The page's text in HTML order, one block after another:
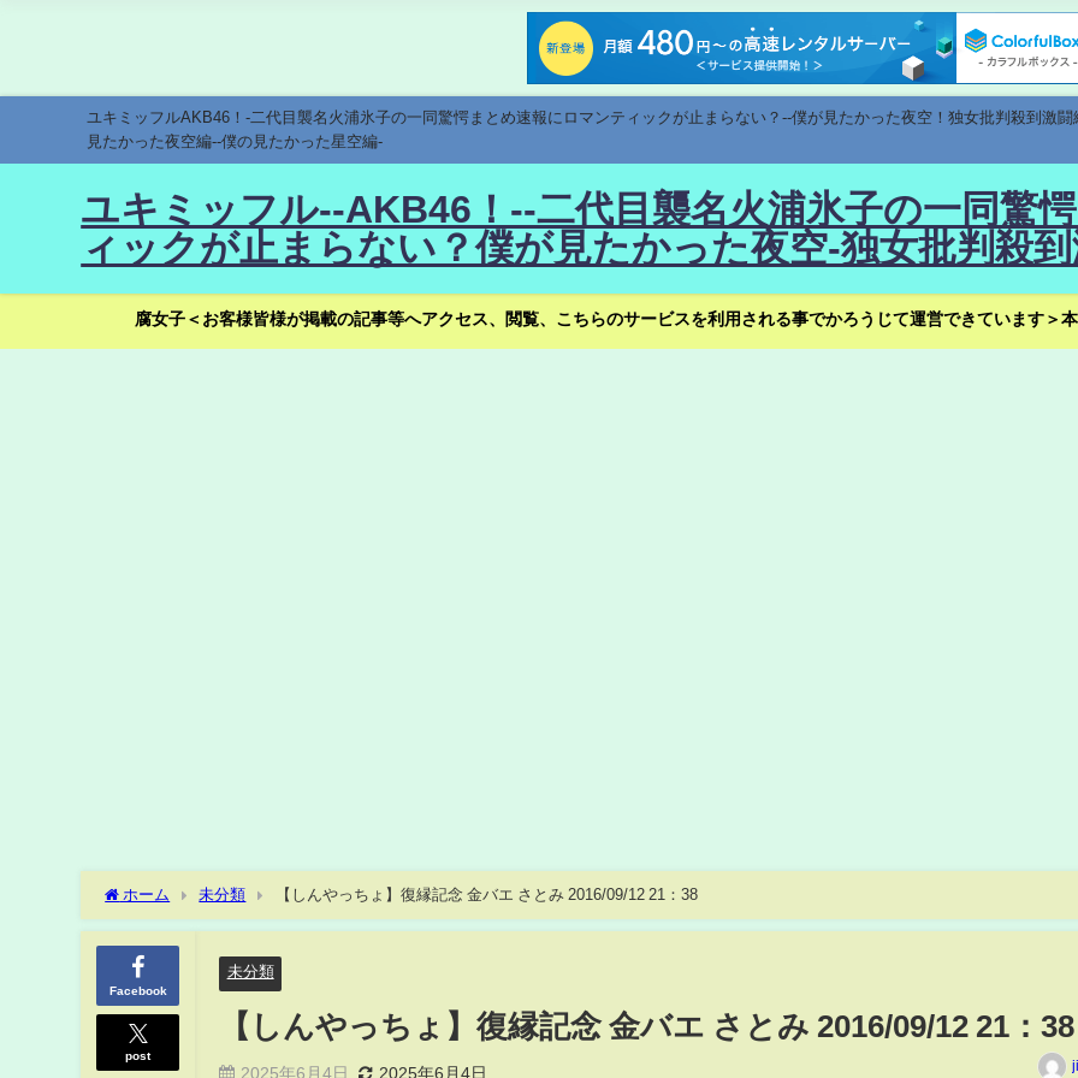
ユキミッフルAKB46！-二代目襲名火浦氷子の一同驚愕まとめ速報にロマンティックが止まらない？--僕が見たかった夜空！独女批判殺到激
見たかった夜空編--僕の見たかった星空編-
ユキミッフル--AKB46！--二代目襲名火浦氷子の一同驚
ィックが止まらない？僕が見たかった夜空-独女批判殺
腐女子＜お客様皆様が掲載の記事等へアクセス、閲覧、こちらのサービスを利用される事でかろうじて運営できています＞
ホーム 未分類 【しんやっちょ】復縁記念 金バエ さとみ 2016/09/12 21：38
Facebook
post
未分類
【しんやっちょ】復縁記念 金バエ さとみ 2016/09/12 21：38
2025年6月4日 2025年6月4日